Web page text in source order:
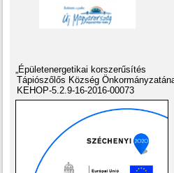
„Épületenergetikai korszerűsítés
Tápiószőlős Község
KEHOP-5.2.9-16-2016-00073